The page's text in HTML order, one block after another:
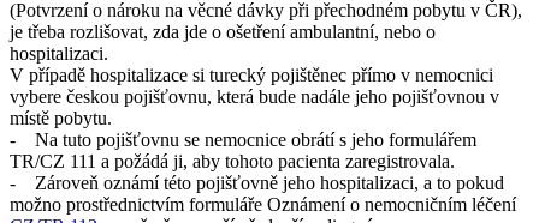
(Potvrzení o nároku na věcné dávky při přechodném pobytu v ČR),
je třeba rozlišovat, zda jde o ošetření ambulantní, nebo o
hospitalizaci.
V případě hospitalizace si turecký pojištěnec přímo v nemocnici
vybere českou pojišťovnu, která bude nadále jeho pojišťovnou v
místě pobytu.
- Na tuto pojišťovnu se nemocnice obrátí s jeho formulářem
TR/CZ 111 a požádá ji, aby tohoto pacienta zaregistrovala.
- Zároveň oznámí této pojišťovně jeho hospitalizaci, a to pokud
možno prostřednictvím formuláře Oznámení o nemocničním léčení